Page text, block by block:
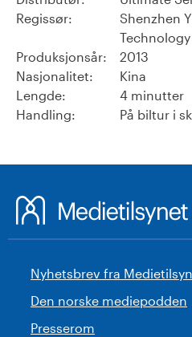
Regissør:
Shenzhen
Produksjonsår:
2013
Nasjonalitet:
Kina
Lengde:
4 minutter
Handling:
På biltur i
Nyhetsbrev fra
Den norske mediepodden
Presserom